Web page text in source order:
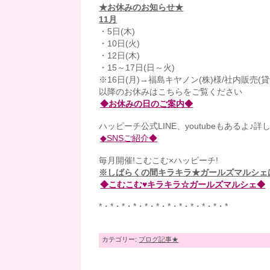
★お休みのお知らせ★
11月
・5日(木)
・10日(火)
・12日(木)
・15～17日(日～火)
※16日(月)→福島キヤノン(株)様/社内販売(
以降のお休みはこちらをご覧ください
◆お休みの日のご案内◆
ハッピーチ公式LINE、youtubeもあるよ♪詳
◆SNSご紹介◆
毎月開催!こむこむ×ハッピーチ!
※しばらくの間キラキラ★ガールズマルシェ
◆こむこむ♥キラキラ☆ガールズマルシェ◆
*・*・*・*・*・*・*・*・*・*・*・*
カテゴリー: ブログ記事★